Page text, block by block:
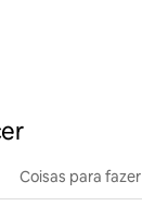
Coisas para fazer